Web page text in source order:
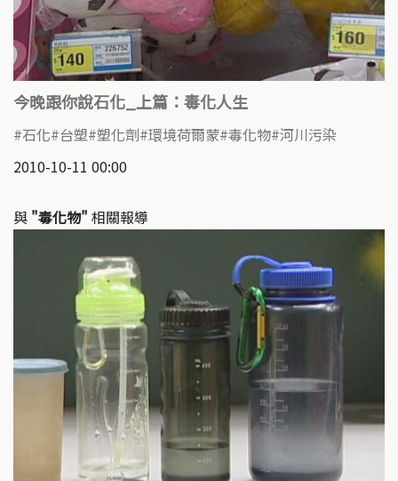
今晚跟你說石化_上篇：毒化人生
石化 台塑 塑化劑 環境荷爾蒙 毒化物 河川污染
2010-10-11 00:00
與 "毒化物" 相關報導